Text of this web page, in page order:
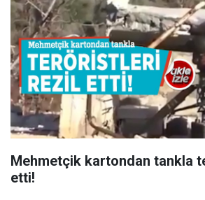
Mehmetçik kartondan tankla
etti!